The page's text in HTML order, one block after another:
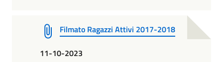
Filmato Ragazzi Attivi 2017-2018
11-10-2023